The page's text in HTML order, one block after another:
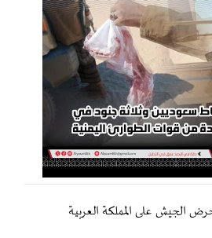
الجيش على المملكة العربية